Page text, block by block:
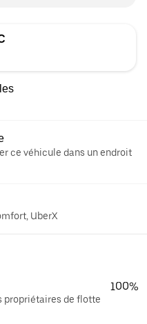
ce véhicule dans un endroit
UberX
propriétaires de flotte
100%